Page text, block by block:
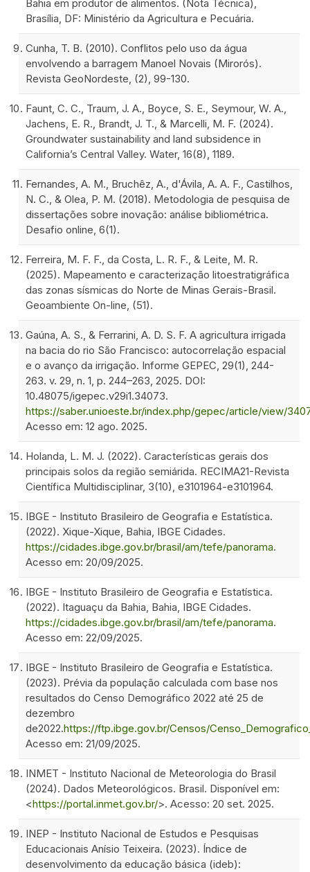
Bahia em produtor de alimentos. (Nota Técnica),
Brasília, DF: Ministério da Agricultura e Pecuária.
Cunha, T. B. (2010). Conflitos pelo uso da água
envolvendo a barragem Manoel Novais (Mirorós).
Revista GeoNordeste, (2), 99-130.
Faunt, C. C., Traum, J. A., Boyce, S. E., Seymour, W. A.,
Jachens, E. R., Brandt, J. T., & Marcelli, M. F. (2024).
Groundwater sustainability and land subsidence in
California’s Central Valley. Water, 16(8), 1189.
Fernandes, A. M., Bruchêz, A., d'Ávila, A. A. F., Castilhos,
N. C., & Olea, P. M. (2018). Metodologia de pesquisa de
dissertações sobre inovação: análise bibliométrica.
Desafio online, 6(1).
Ferreira, M. F. F., da Costa, L. R. F., & Leite, M. R.
(2025). Mapeamento e caracterização litoestratigráfica
das zonas sísmicas do Norte de Minas Gerais-Brasil.
Geoambiente On-line, (51).
Gaúna, A. S., & Ferrarini, A. D. S. F. A agricultura irrigada
na bacia do rio São Francisco: autocorrelação espacial
e o avanço da irrigação. Informe GEPEC, 29(1), 244-
263. v. 29, n. 1, p. 244–263, 2025. DOI:
10.48075/igepec.v29i1.34073.
https://saber.unioeste.br/index.php/gepec/article/view/
Acesso em: 12 ago. 2025.
Holanda, L. M. J. (2022). Características gerais dos
principais solos da região semiárida. RECIMA21-Revista
Científica Multidisciplinar, 3(10), e3101964-e3101964.
IBGE - Instituto Brasileiro de Geografia e Estatística.
(2022). Xique-Xique, Bahia, IBGE Cidades.
https://cidades.ibge.gov.br/brasil/am/tefe/panorama.
Acesso em: 20/09/2025.
IBGE - Instituto Brasileiro de Geografia e Estatística.
(2022). Itaguaçu da Bahia, Bahia, IBGE Cidades.
https://cidades.ibge.gov.br/brasil/am/tefe/panorama.
Acesso em: 22/09/2025.
IBGE - Instituto Brasileiro de Geografia e Estatística.
(2023). Prévia da população calculada com base nos
resultados do Censo Demográfico 2022 até 25 de
dezembro
de2022.https://ftp.ibge.gov.br/Censos/
Acesso em: 21/09/2025.
INMET - Instituto Nacional de Meteorologia do Brasil
(2024). Dados Meteorológicos. Brasil. Disponível em:
<https://portal.inmet.gov.br/>. Acesso: 20 set. 2025.
INEP - Instituto Nacional de Estudos e Pesquisas
Educacionais Anísio Teixeira. (2023). Índice de
desenvolvimento da educação básica (ideb):